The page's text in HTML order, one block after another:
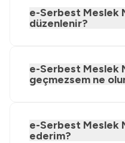
e-Serbest Meslek
düzenlenir?
e-Serbest Meslek
geçmezsem ne
e-Serbest Meslek
ederim?